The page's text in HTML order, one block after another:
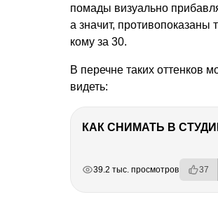
помады визуально
а значит, противопоказаны
кому за 30.
В перечне таких оттенков
видеть:
39.2 тыс. просмотров 37